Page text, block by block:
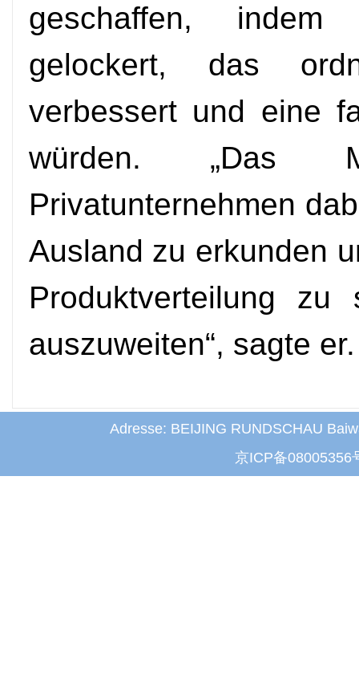
geschaffen,
gelockert, das
verbessert und eine
würden. „Das
Privatunternehmen
Ausland zu erkunden
Produktverteilung
auszuweiten“, sagte er.
Adresse: BEIJING RUNDSCHAU
京ICP备08005356